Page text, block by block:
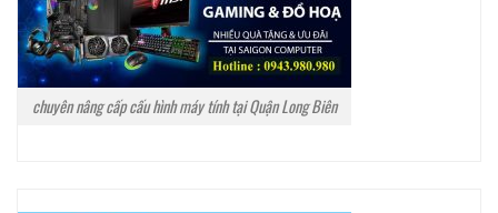
chuyên nâng cấp cấu hình máy tính tại Quận Long Biên